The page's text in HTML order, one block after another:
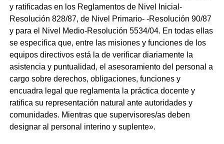
y ratificadas en los Reglamentos de Nivel Inicial-
Resolución 828/87, de Nivel Primario- -Resolución 90/87
y para el Nivel Medio-Resolución 5534/04. En todas ellas
se especifica que, entre las misiones y funciones de los
equipos directivos está la de verificar diariamente la
asistencia y puntualidad, el asesoramiento del personal a
cargo sobre derechos, obligaciones, funciones y
encuadra legal que reglamenta la práctica docente y
ratifica su representación natural ante autoridades y
comunidades. Mientras que supervisores/as deben
designar al personal interino y suplente».